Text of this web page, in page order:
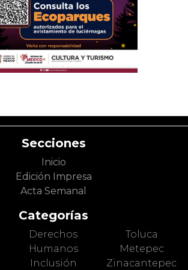
Secciones
Inicio
Edición Impresa
Acta Semanal
Categorías
Derechos
Humanos
Inclusión
Toluca
Metepec
Zinacantepec